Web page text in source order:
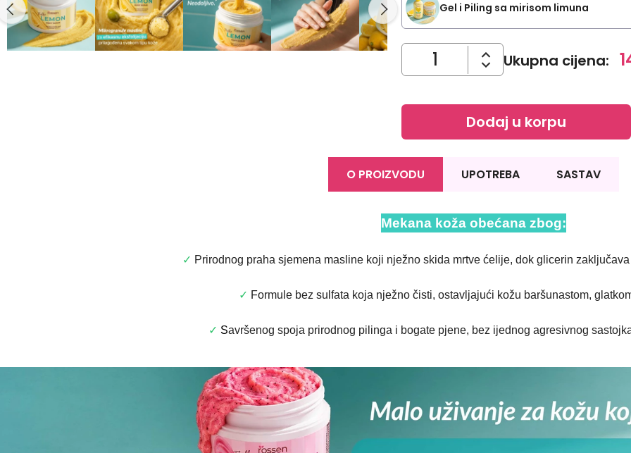
Gel i Piling sa mirisom limuna
Ukupna cijena:
Dodaj u korpu
O PROIZVODU UPOTREBA SASTAV
Mekana koža obećana zbog:
✓ Prirodnog praha sjemena masline koji nježno skida mrtve ćelije, dok glicerin
✓ Formule bez sulfata koja nježno čisti, ostavljajući kožu baršunastom,
✓ Savršenog spoja prirodnog pilinga i bogate pjene, bez ijednog agresivnog